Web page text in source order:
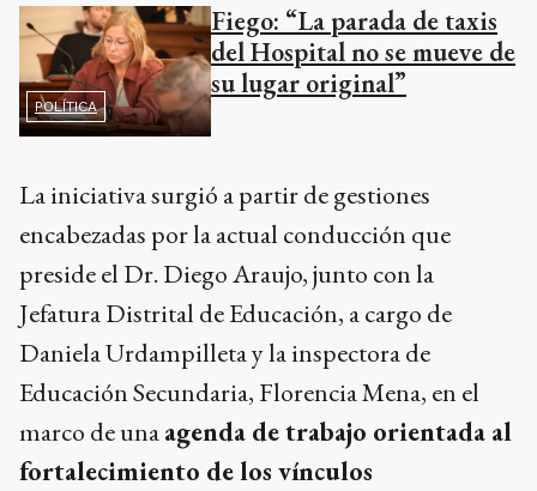
POLÍTICA
Fiego: “La parada de taxis
del Hospital no se mueve de
su lugar original”
La iniciativa surgió a partir de gestiones
encabezadas por la actual conducción que
preside el Dr. Diego Araujo, junto con la
Jefatura Distrital de Educación, a cargo de
Daniela Urdampilleta y la inspectora de
Educación Secundaria, Florencia Mena, en el
marco de unaagenda de trabajo orientada al
fortalecimiento de los vínculos